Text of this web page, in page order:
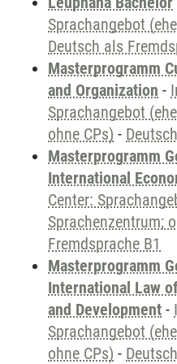
Sprachangebot
Deutsch als
Masterprogramm
and Organization -
Sprachangebot
ohne CPs) -
Masterprogramm
International
Center:
Sprachenzentrum;
Fremdsprache B1
Masterprogramm
International Law
and Development -
Sprachangebot
ohne CPs) -